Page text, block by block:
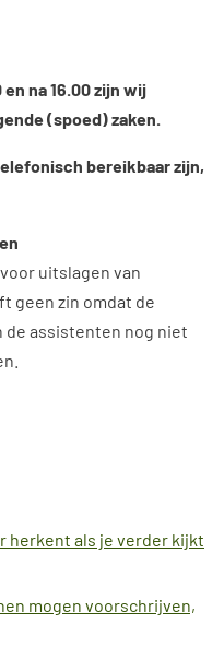
en na 16.00 zijn wij
(spoed) zaken.
bereikbaar zijn,
uitslagen van
geen zin omdat de
de assistenten nog niet
herkent als je verder kijkt
mogen voorschrijven,